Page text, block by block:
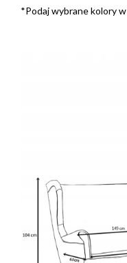
*Podaj wybrane kolory w